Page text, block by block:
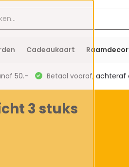
Cadeaukaart
50.- Betaal vooraf, achteraf
3 stuks